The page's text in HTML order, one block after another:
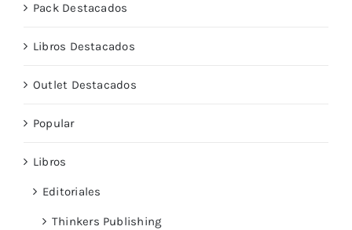
Pack Destacados
Libros Destacados
Outlet Destacados
Popular
Libros
Editoriales
Thinkers Publishing